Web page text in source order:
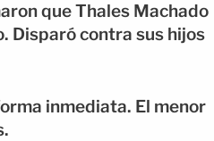
que Thales Machado
Disparó contra sus hijos
inmediata. El menor